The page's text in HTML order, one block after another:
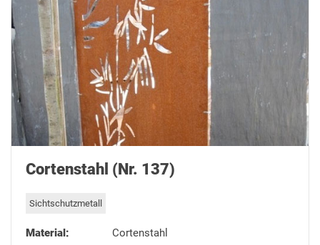
Cortenstahl (Nr. 137)
Sichtschutzmetall
Material: Cortenstahl